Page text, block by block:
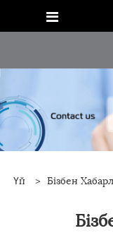
Үй > Бізбен